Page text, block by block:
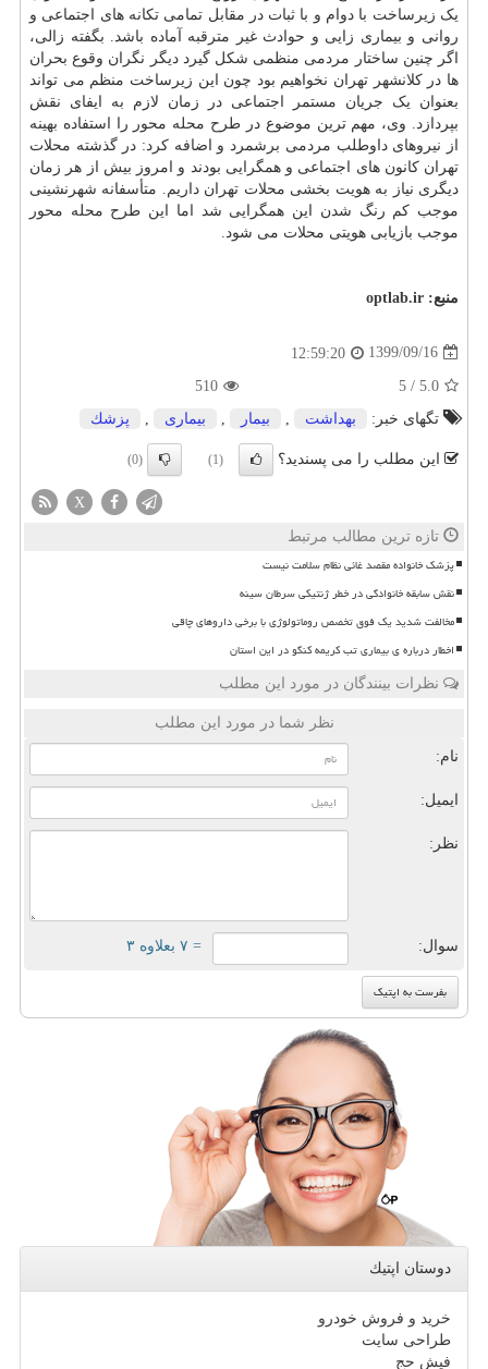
یک زیرساخت با دوام و با ثبات در مقابل تمامی تکانه های اجتماعی و
روانی و بیماری زایی و حوادث غیر مترقبه آماده باشد. بگفته زالی،
اگر چنین ساختار مردمی منظمی شکل گیرد دیگر نگران وقوع بحران
ها در کلانشهر تهران نخواهیم بود چون این زیرساخت منظم می تواند
بعنوان یک جریان مستمر اجتماعی در زمان لازم به ایفای نقش
بپردازد. وی، مهم ترین موضوع در طرح محله محور را استفاده بهینه
از نیروهای داوطلب مردمی برشمرد و اضافه کرد: در گذشته محلات
تهران کانون های اجتماعی و همگرایی بودند و امروز بیش از هر زمان
دیگری نیاز به هویت بخشی محلات تهران داریم. متأسفانه شهرنشینی
موجب کم رنگ شدن این همگرایی شد اما این طرح محله محور
موجب بازیابی هویتی محلات می شود.
منبع: optlab.ir
1399/09/16
12:59:20
5.0
/
5
510
تگهای خبر:
بهداشت بیمار بیماری پزشك
این مطلب را می پسندید؟ (1)
(0)
X
تازه ترین مطالب مرتبط
پزشک خانواده مقصد غائی نظام سلامت نیست
نقش سابقه خانوادگی در خطر ژنتیکی سرطان سینه
مخالفت شدید یک فوق تخصص روماتولوژی با برخی داروهای چاقی
اخطار درباره ی بیماری تب کریمه کنگو در این استان
نظرات بینندگان در مورد این مطلب
نظر شما در مورد این مطلب
نام:
ایمیل:
نظر:
سوال: = ۷ بعلاوه ۳
دوستان اپتیك
خرید و فروش خودرو
طراحی سایت
فیش حج